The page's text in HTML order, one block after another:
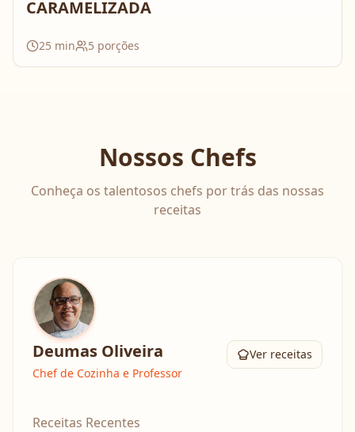
CARAMELIZADA
25 min 5 porções
Nossos Chefs
Conheça os talentosos chefs por trás das nossas
receitas
Deumas Oliveira
Chef de Cozinha e Professor
Ver receitas
Receitas Recentes